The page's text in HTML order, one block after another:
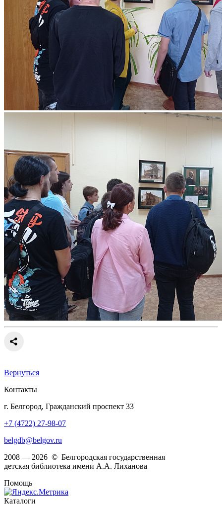
Вернуться
Контакты
г. Белгород, Гражданский проспект 33
+7 (4722) 27-98-07
belgdb@belgov.ru
2008 — 2026 © Белгородская государственная
детская библиотека имени А.А. Лиханова
Помощь
Каталоги